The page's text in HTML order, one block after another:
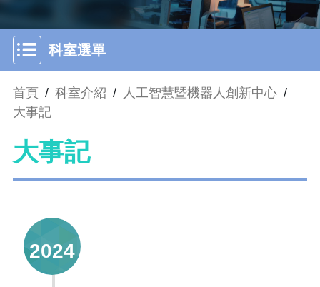
科室選單
首頁 / 科室介紹 / 人工智慧暨機器人創新中心 /
大事記
大事記
2024